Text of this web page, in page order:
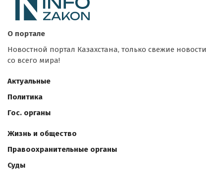
О портале
Новостной портал Казахстана, только свежие новости
со всего мира!
Актуальные
Политика
Гос. органы
Жизнь и общество
Правоохранительные органы
Суды